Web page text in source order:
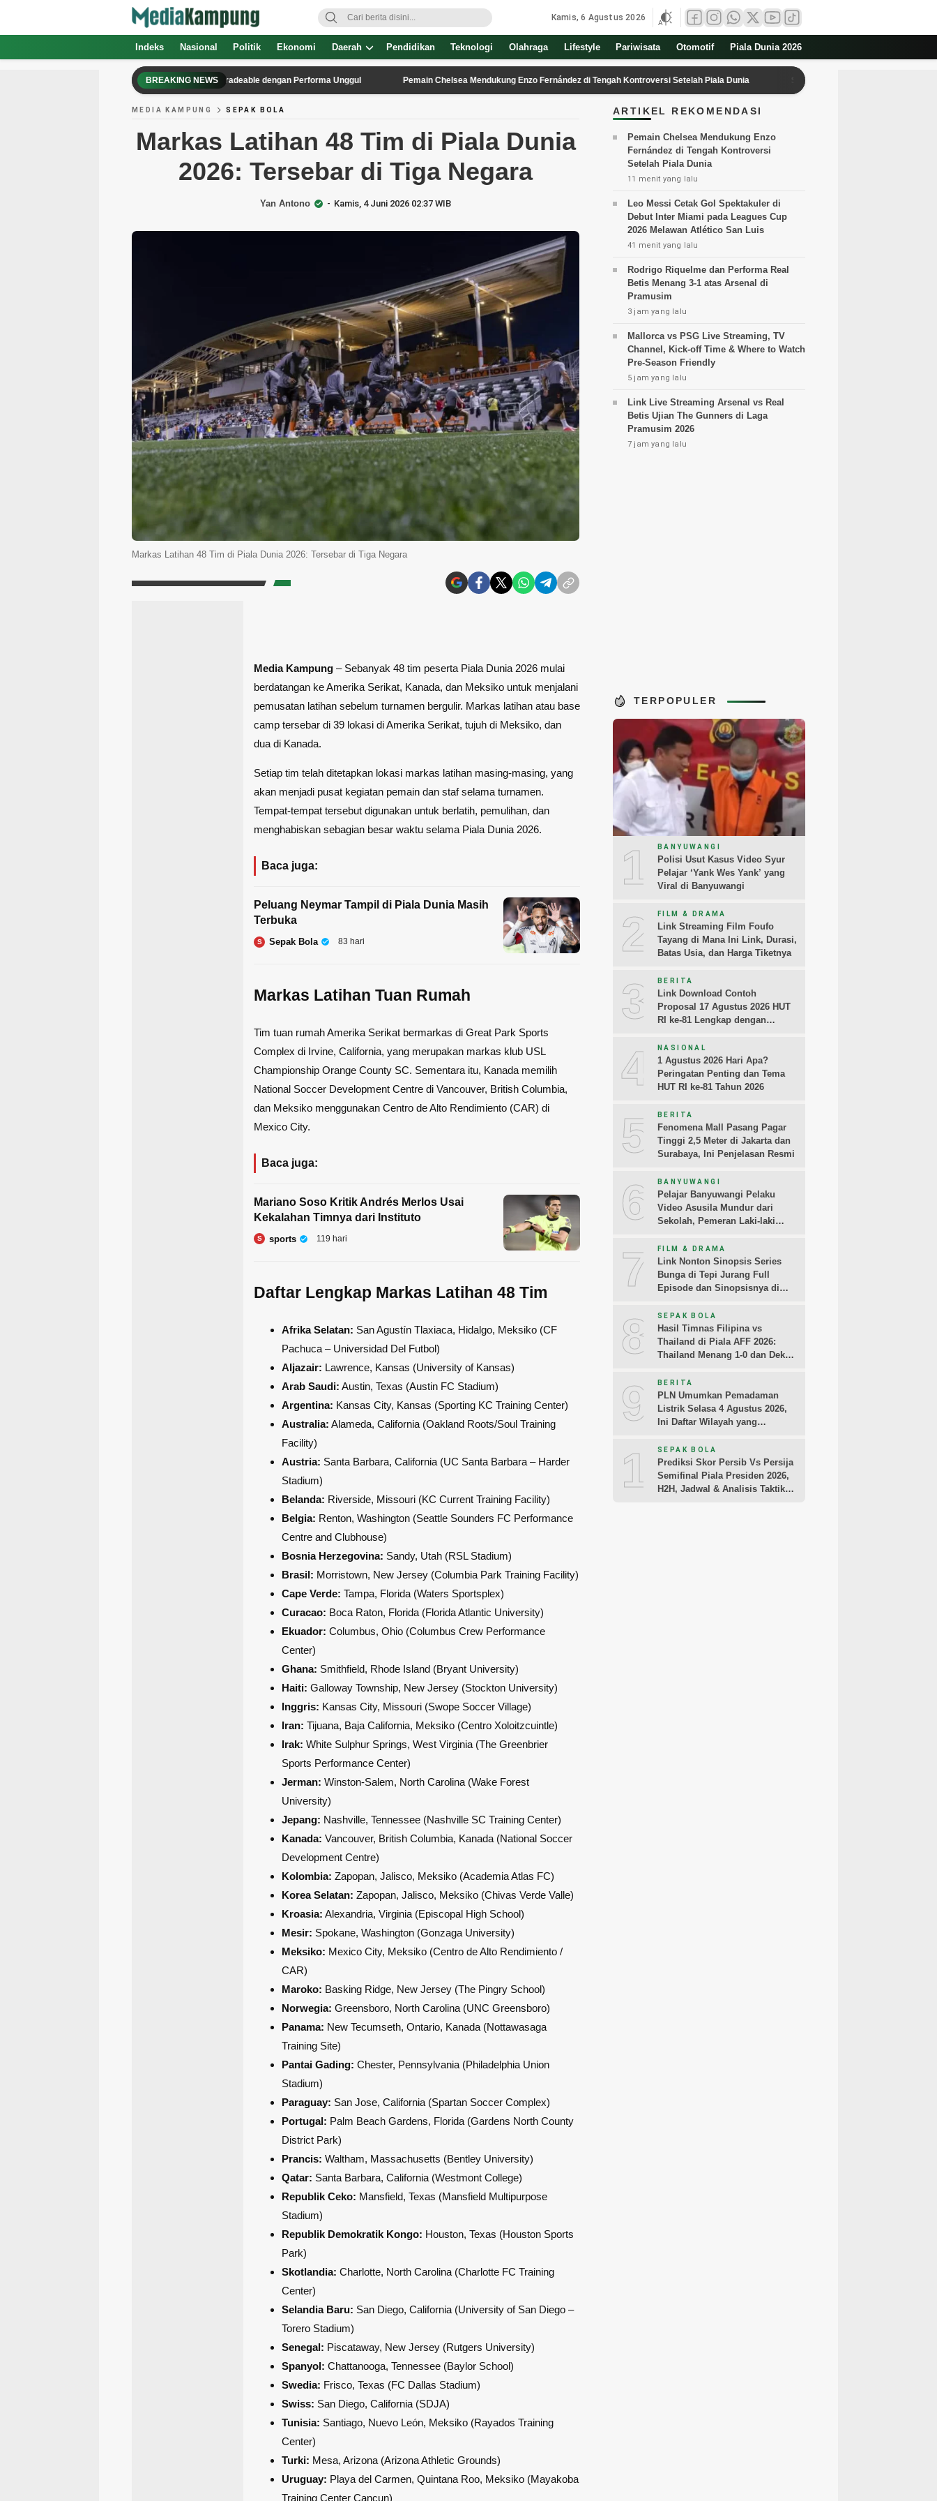
Kamis, 6 Agustus 2026
Indeks Nasional Politik Ekonomi Daerah Pendidikan Teknologi Olahraga Lifestyle Pariwisata Otomotif Piala Dunia 2026
BREAKING NEWS
Framework 13 Pro Review: Laptop Upgradeable dengan Performa Unggul Pemain Chelsea Mendukung Enzo Fernández di Tengah Kontroversi Setelah Piala Dunia Sambut Hari Pengayoman ke-81,
MEDIA KAMPUNG SEPAK BOLA
Markas Latihan 48 Tim di Piala Dunia
2026: Tersebar di Tiga Negara
Yan Antono Kamis, 4 Juni 2026 02:37 WIB
Markas Latihan 48 Tim di Piala Dunia 2026: Tersebar di Tiga Negara
Media Kampung – Sebanyak 48 tim peserta Piala Dunia 2026 mulai
berdatangan keAmerika Serikat, Kanada, dan Meksiko untuk menjalani
pemusatan latihan sebelum turnamen bergulir. Markas latihan atau base
camp tersebar di 39 lokasi di Amerika Serikat, tujuh di Meksiko, dan
dua di Kanada.
Setiap tim telah ditetapkan lokasi markas latihan masing-masing, yang
akan menjadi pusat kegiatan pemain dan staf selama turnamen.
Tempat-tempat tersebut digunakan untuk berlatih, pemulihan, dan
menghabiskan sebagian besar waktu selama Piala Dunia 2026.
Baca juga:
Peluang Neymar Tampil di Piala Dunia Masih
Terbuka
S Sepak Bola 83 hari
Markas Latihan Tuan Rumah
Tim tuan rumah Amerika Serikat bermarkas di Great Park Sports
Complex di Irvine, California, yang merupakan markas klub USL
Championship Orange County SC. Sementara itu, Kanada memilih
National Soccer Development Centre di Vancouver, British Columbia,
dan Meksiko menggunakan Centro de Alto Rendimiento (CAR) di
Mexico City.
Baca juga:
Mariano Soso Kritik Andrés Merlos Usai
Kekalahan Timnya dari Instituto
S sports 119 hari
Daftar Lengkap Markas Latihan 48 Tim
Afrika Selatan: San Agustín Tlaxiaca, Hidalgo, Meksiko (CF
Pachuca – Universidad Del Futbol)
Aljazair: Lawrence, Kansas (University of Kansas)
Arab Saudi: Austin, Texas (Austin FC Stadium)
Argentina: Kansas City, Kansas (Sporting KC Training Center)
Australia: Alameda, California (Oakland Roots/Soul Training
Facility)
Austria: Santa Barbara, California (UC Santa Barbara – Harder
Stadium)
Belanda: Riverside, Missouri (KC Current Training Facility)
Belgia: Renton, Washington (Seattle Sounders FC Performance
Centre and Clubhouse)
Bosnia Herzegovina: Sandy, Utah (RSL Stadium)
Brasil: Morristown, New Jersey (Columbia Park Training Facility)
Cape Verde: Tampa, Florida (Waters Sportsplex)
Curacao: Boca Raton, Florida (Florida Atlantic University)
Ekuador: Columbus, Ohio (Columbus Crew Performance
Center)
Ghana: Smithfield, Rhode Island (Bryant University)
Haiti: Galloway Township, New Jersey (Stockton University)
Inggris: Kansas City, Missouri (Swope Soccer Village)
Iran: Tijuana, Baja California, Meksiko (Centro Xoloitzcuintle)
Irak: White Sulphur Springs, West Virginia (The Greenbrier
Sports Performance Center)
Jerman: Winston-Salem, North Carolina (Wake Forest
University)
Jepang: Nashville, Tennessee (Nashville SC Training Center)
Kanada: Vancouver, British Columbia, Kanada (National Soccer
Development Centre)
Kolombia: Zapopan, Jalisco, Meksiko (Academia Atlas FC)
Korea Selatan: Zapopan, Jalisco, Meksiko (Chivas Verde Valle)
Kroasia: Alexandria, Virginia (Episcopal High School)
Mesir: Spokane, Washington (Gonzaga University)
Meksiko: Mexico City, Meksiko (Centro de Alto Rendimiento /
CAR)
Maroko: Basking Ridge, New Jersey (The Pingry School)
Norwegia: Greensboro, North Carolina (UNC Greensboro)
Panama: New Tecumseth, Ontario, Kanada (Nottawasaga
Training Site)
Pantai Gading: Chester, Pennsylvania (Philadelphia Union
Stadium)
Paraguay: San Jose, California (Spartan Soccer Complex)
Portugal: Palm Beach Gardens, Florida (Gardens North County
District Park)
Prancis: Waltham, Massachusetts (Bentley University)
Qatar: Santa Barbara, California (Westmont College)
Republik Ceko: Mansfield, Texas (Mansfield Multipurpose
Stadium)
Republik Demokratik Kongo: Houston, Texas (Houston Sports
Park)
Skotlandia: Charlotte, North Carolina (Charlotte FC Training
Center)
Selandia Baru: San Diego, California (University of San Diego –
Torero Stadium)
Senegal: Piscataway, New Jersey (Rutgers University)
Spanyol: Chattanooga, Tennessee (Baylor School)
Swedia: Frisco, Texas (FC Dallas Stadium)
Swiss: San Diego, California (SDJA)
Tunisia: Santiago, Nuevo León, Meksiko (Rayados Training
Center)
Turki: Mesa, Arizona (Arizona Athletic Grounds)
Uruguay: Playa del Carmen, Quintana Roo, Meksiko (Mayakoba
Training Center Cancun)
ARTIKEL REKOMENDASI
Pemain Chelsea Mendukung Enzo
Fernández di Tengah Kontroversi
Setelah Piala Dunia
11 menit yang lalu
Leo Messi Cetak Gol Spektakuler di
Debut Inter Miami pada Leagues Cup
2026 Melawan Atlético San Luis
41 menit yang lalu
Rodrigo Riquelme dan Performa Real
Betis Menang 3-1 atas Arsenal di
Pramusim
3 jam yang lalu
Mallorca vs PSG Live Streaming, TV
Channel, Kick-off Time & Where to Watch
Pre-Season Friendly
5 jam yang lalu
Link Live Streaming Arsenal vs Real
Betis Ujian The Gunners di Laga
Pramusim 2026
7 jam yang lalu
TERPOPULER
1 BANYUWANGI
Polisi Usut Kasus Video Syur
Pelajar ‘Yank Wes Yank’ yang
Viral di Banyuwangi
2 FILM & DRAMA
Link Streaming Film Foufo
Tayang di Mana Ini Link, Durasi,
Batas Usia, dan Harga Tiketnya
3 BERITA
Link Download Contoh
Proposal 17 Agustus 2026 HUT
RI ke-81 Lengkap dengan
4 NASIONAL
1 Agustus 2026 Hari Apa?
Peringatan Penting dan Tema
HUT RI ke-81 Tahun 2026
5 BERITA
Fenomena Mall Pasang Pagar
Tinggi 2,5 Meter di Jakarta dan
Surabaya, Ini Penjelasan Resmi
6 BANYUWANGI
Pelajar Banyuwangi Pelaku
Video Asusila Mundur dari
Sekolah, Pemeran Laki-laki
7 FILM & DRAMA
Link Nonton Sinopsis Series
Bunga di Tepi Jurang Full
Episode dan Sinopsisnya di
8 SEPAK BOLA
Hasil Timnas Filipina vs
Thailand di Piala AFF 2026:
Thailand Menang 1-0 dan Dekati
9 BERITA
PLN Umumkan Pemadaman
Listrik Selasa 4 Agustus 2026,
Ini Daftar Wilayah yang
10SEPAK BOLA
Prediksi Skor Persib Vs Persija
Semifinal Piala Presiden 2026,
H2H, Jadwal & Analisis Taktik